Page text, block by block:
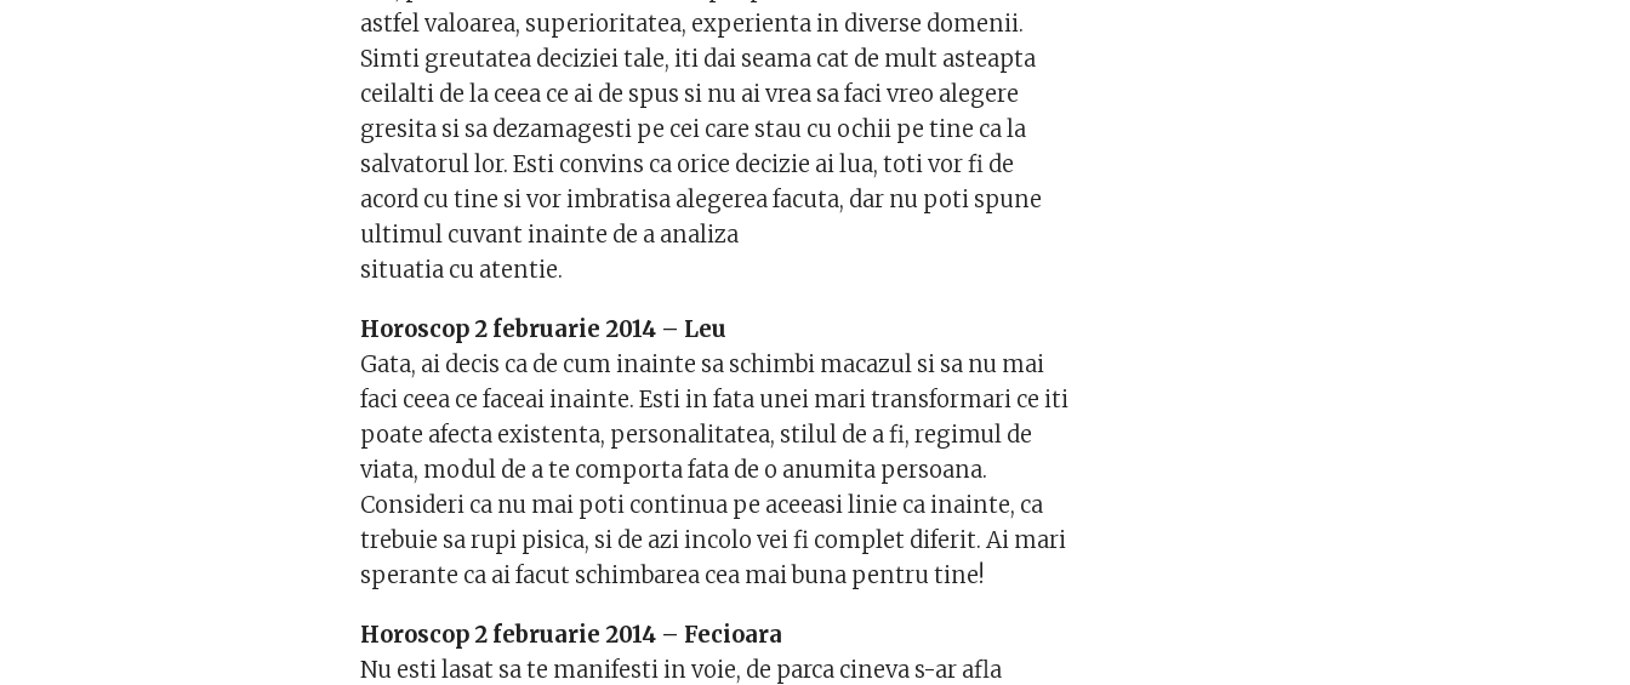
astfel valoarea, superioritatea, experienta in diverse domenii.
Simti greutatea deciziei tale, iti dai seama cat de mult asteapta
ceilalti de la ceea ce ai de spus si nu ai vrea sa faci vreo alegere
gresita si sa dezamagesti pe cei care stau cu ochii pe tine ca la
salvatorul lor. Esti convins ca orice decizie ai lua, toti vor fi de
acord cu tine si vor imbratisa alegerea facuta, dar nu poti spune
ultimul cuvant inainte de a analiza
situatia cu atentie.
Horoscop 2 februarie 2014 – Leu
Gata, ai decis ca de cum inainte sa schimbi macazul si sa nu mai
faci ceea ce faceai inainte. Esti in fata unei mari transformari ce iti
poate afecta existenta, personalitatea, stilul de a fi, regimul de
viata, modul de a te comporta fata de o anumita persoana.
Consideri ca nu mai poti continua pe aceeasi linie ca inainte, ca
trebuie sa rupi pisica, si de azi incolo vei fi complet diferit. Ai mari
sperante ca ai facut schimbarea cea mai buna pentru tine!
Horoscop 2 februarie 2014 – Fecioara
Nu esti lasat sa te manifesti in voie, de parca cineva s-ar afla